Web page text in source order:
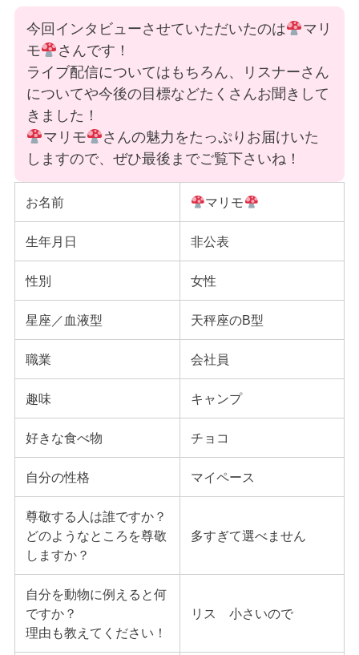
今回インタビューさせていただいたのは
マリ
モ
さんです！
ライブ配信についてはもちろん、リスナーさん
についてや今後の目標などたくさんお聞きして
きました！
マリモ
さんの魅力をたっぷりお届けいた
しますので、ぜひ最後までご覧下さいね！
お名前 マリモ
生年月日 非公表
性別 女性
星座／血液型 天秤座のB型
職業 会社員
趣味 キャンプ
好きな食べ物 チョコ
自分の性格 マイペース
尊敬する人は誰ですか？
どのようなところを尊敬
しますか？
多すぎて選べません
自分を動物に例えると何
ですか？
理由も教えてください！
リス 小さいので